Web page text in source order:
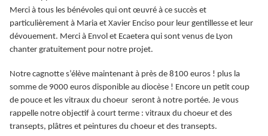
Merci à tous les bénévoles qui ont œuvré à ce succès et
particulièrement à Maria et Xavier Enciso pour leur gentillesse et leur
dévouement. Merci à Envol et Ecaetera qui sont venus de Lyon
chanter gratuitement pour notre projet.
Notre cagnotte s’élève maintenant à près de 8100 euros ! plus la
somme de 9000 euros disponible au diocèse ! Encore un petit coup
de pouce et les vitraux du choeur seront à notre portée. Je vous
rappelle notre objectif à court terme : vitraux du choeur et des
transepts, plâtres et peintures du choeur et des transepts.